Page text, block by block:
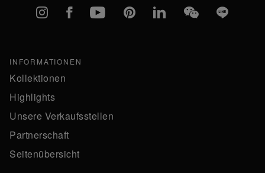
Instagram
FacebookYouTubePinterestlinkedInWeChatLine
INFORMATIONEN
Kollektionen
Highlights
Unsere Verkaufsstellen
Partnerschaft
Seitenübersicht